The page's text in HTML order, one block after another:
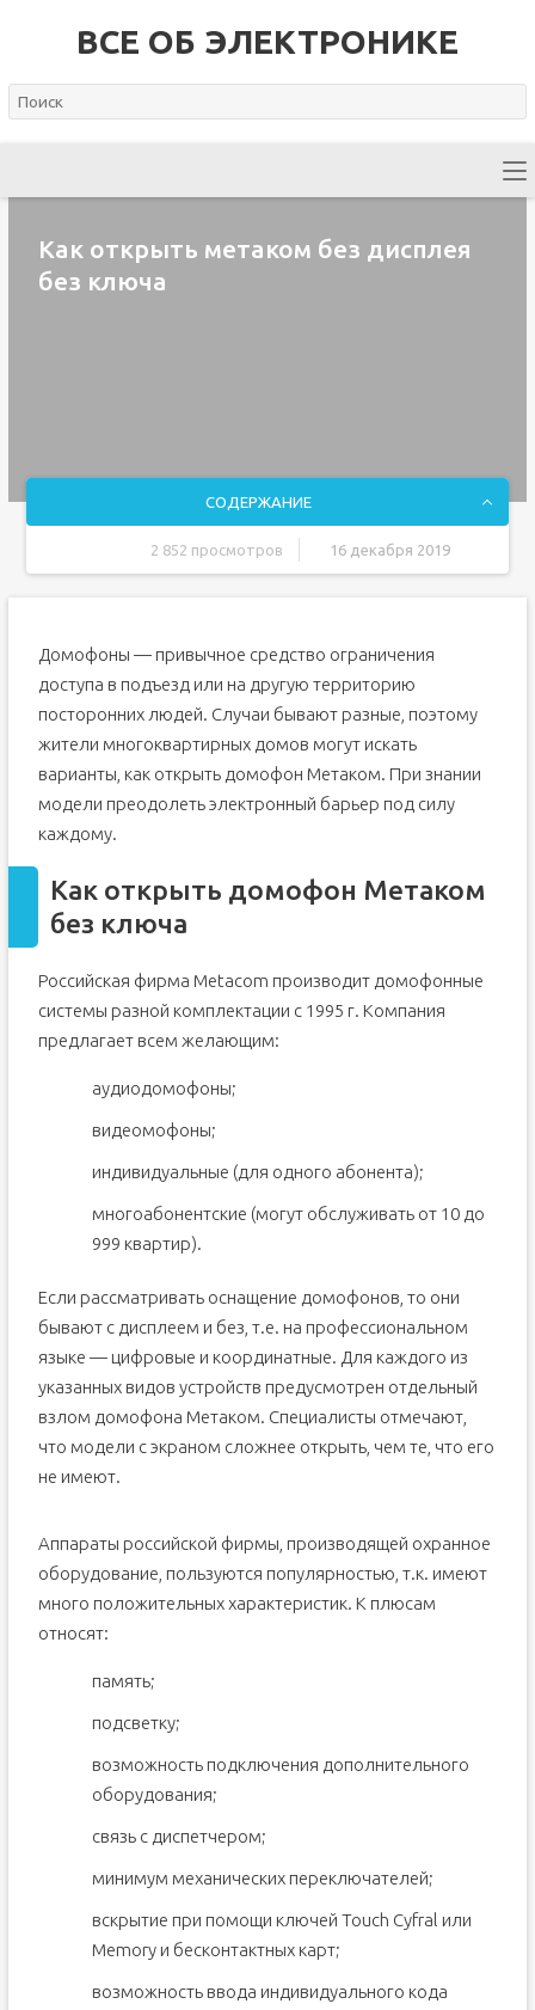
ВСЕ ОБ ЭЛЕКТРОНИКЕ
Как открыть метаком без дисплея
без ключа
СОДЕРЖАНИЕ
2 852 просмотров 16 декабря 2019
Инструкция для моделей без дисплея
Универсальные коды
Другие способы
Как открыть домофон Метаком без ключа
Другие способы
Существующие типы моделей домофонов «Metacom»
домофонов «Метаком»
Как открыть домофон «Метаком»: отличительные
особенности идентификаторов, которые требуется
знать
существующие способы
инструкция для моделей с дисплеем
устройство без ключа
Как открыть домофон «Метаком» без ключа: коды для
перепрограммирования
Функции, доступные при введении специальных
Как вскрыть домофон «Метаком» магнитной отмычкой
В заключение
Домофоны — привычное средство ограничения
доступа в подъезд или на другую территорию
посторонних людей. Случаи бывают разные, поэтому
жители многоквартирных домов могут искать
варианты, как открыть домофон Метаком. При знании
модели преодолеть электронный барьер под силу
каждому.
Как открыть домофон Метаком
без ключа
Российская фирма Metacom производит домофонные
системы разной комплектации с 1995 г. Компания
предлагает всем желающим:
аудиодомофоны;
видеомофоны;
индивидуальные (для одного абонента);
многоабонентские (могут обслуживать от 10 до
999 квартир).
Если рассматривать оснащение домофонов, то они
бывают с дисплеем и без, т.е. на профессиональном
языке — цифровые и координатные. Для каждого из
указанных видов устройств предусмотрен отдельный
взлом домофона Метаком. Специалисты отмечают,
что модели с экраном сложнее открыть, чем те, что его
не имеют.
Аппараты российской фирмы, производящей охранное
оборудование, пользуются популярностью, т.к. имеют
много положительных характеристик. К плюсам
относят:
память;
подсветку;
возможность подключения дополнительного
оборудования;
связь с диспетчером;
минимум механических переключателей;
вскрытие при помощи ключей Touch Cyfral или
Memory и бесконтактных карт;
возможность ввода индивидуального кода